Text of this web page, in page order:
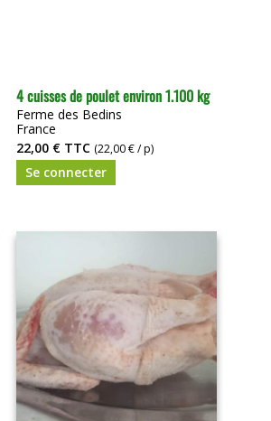
4 cuisses de poulet environ 1.100 kg
Ferme des Bedins
France
22,00 € TTC (22,00 € / p)
Se connecter